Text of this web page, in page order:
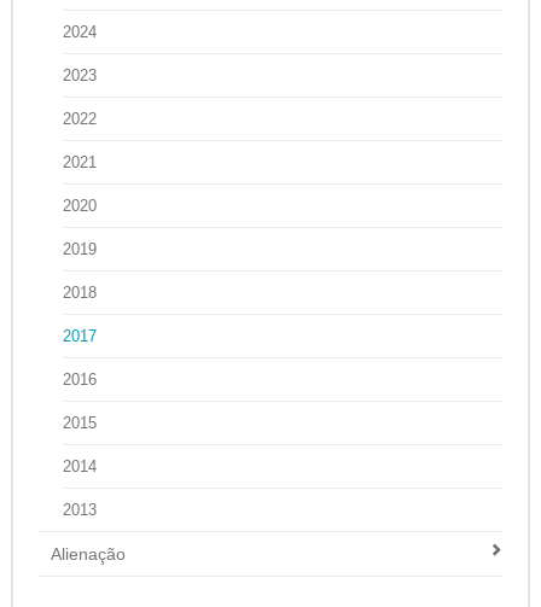
2024
2023
2022
2021
2020
2019
2018
2017
2016
2015
2014
2013
Alienação